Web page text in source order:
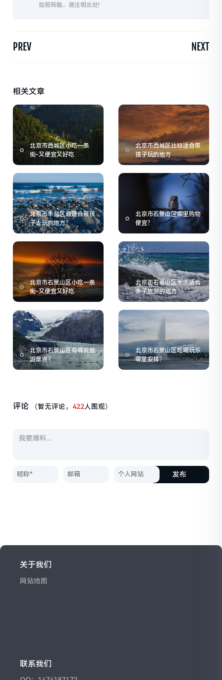
如若转载，请注明出处!
PREV NEXT
相关文章
北京市西城区小吃一条
街-又便宜又好吃
北京市西城区比较适合带
孩子玩的地方
北京市丰台区最适合带孩
子去玩的地方？
北京市石景山区哪里购物
便宜？
北京市石景山区小吃一条
街-又便宜又好吃
北京市石景山区十大适合
亲子旅游的地方
北京市石景山区有哪些旅
游景点？
北京市石景山区吃喝玩乐
哪里安排？
评论 （暂无评论， 422人围观）
发布
关于我们
网站地图
联系我们